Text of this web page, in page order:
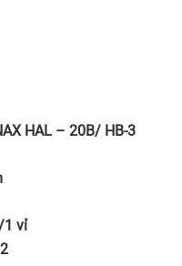
HAL – 20B/ HB-3
1 vỉ